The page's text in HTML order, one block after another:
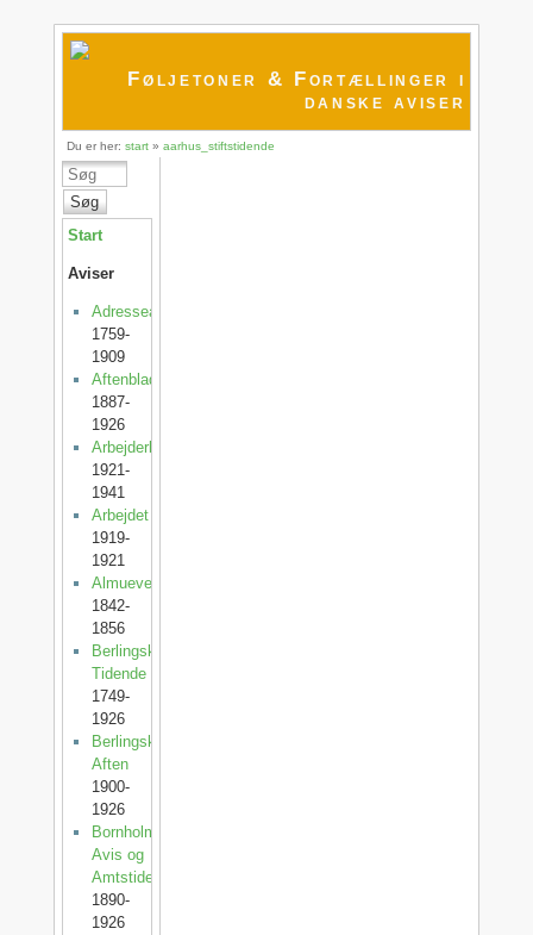
Føljetoner & Fortællinger i
danske aviser
Du er her:start »aarhus_stiftstidende
Søg
Start
Aviser
Adresseavisen
1759-
1909
Aftenbladet
1887-
1926
Arbejderbladet
1921-
1941
Arbejdet
1919-
1921
Almuevennen
1842-
1856
Berlingske
Tidende
1749-
1926
Berlingske
Aften
1900-
1926
Bornholms
Avis og
Amtstidende
1890-
1926